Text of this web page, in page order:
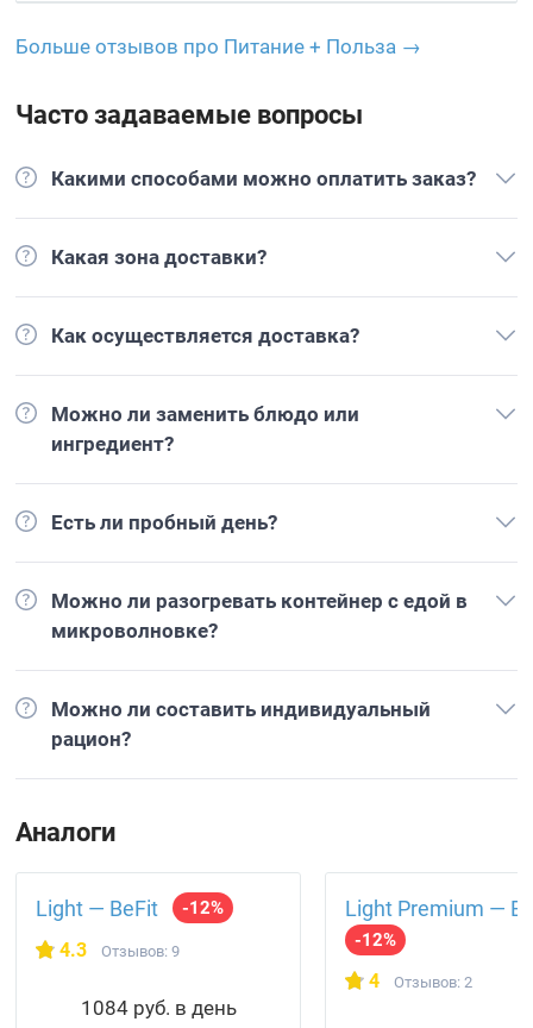
Больше отзывов про Питание + Польза →
Часто задаваемые вопросы
Какими способами можно оплатить заказ?
Какая зона доставки?
Как осуществляется доставка?
Можно ли заменить блюдо или
ингредиент?
Есть ли пробный день?
Можно ли разогревать контейнер с едой в
микроволновке?
Можно ли составить индивидуальный
рацион?
Аналоги
Light — BeFit -12%
4.3 Отзывов: 9
1084 руб. в день
Light Premium —
-12%
4 Отзывов: 2